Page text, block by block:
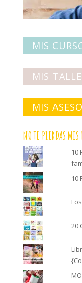
MIS
MIS
MIS
NO TE PIERDAS MIS
10
10
20